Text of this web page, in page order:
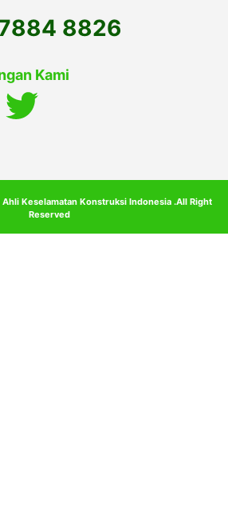
8826
Kami
Keselamatan Konstruksi Indonesia .All Right
Reserved